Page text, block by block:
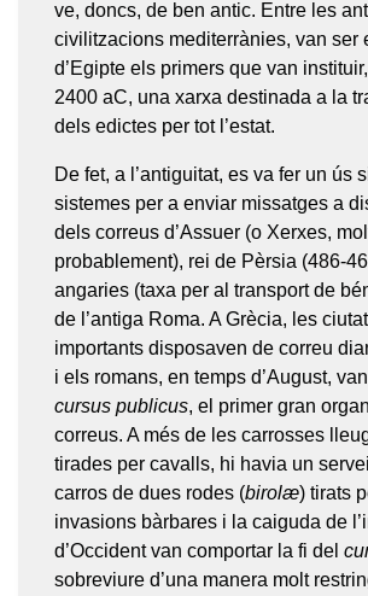
ve, doncs, de ben antic. Entre les
civilitzacions mediterrànies, van ser
d’Egipte els primers que van
2400 aC, una xarxa destinada a la
dels edictes per tot l’estat.
De fet, a l’antiguitat, es va fer un ús
sistemes per a enviar missatges a
dels correus d’Assuer (o Xerxes,
probablement), rei de Pèrsia (486-
angaries (taxa per al transport de
de l’antiga Roma. A Grècia, les
importants disposaven de correu
i els romans, en temps d’August,
cursus publicus, el primer gran
correus. A més de les carrosses
tirades per cavalls, hi havia un
carros de dues rodes (birolæ) tirats
invasions bàrbares i la caiguda de
d’Occident van comportar la fi del
sobreviure d’una manera molt